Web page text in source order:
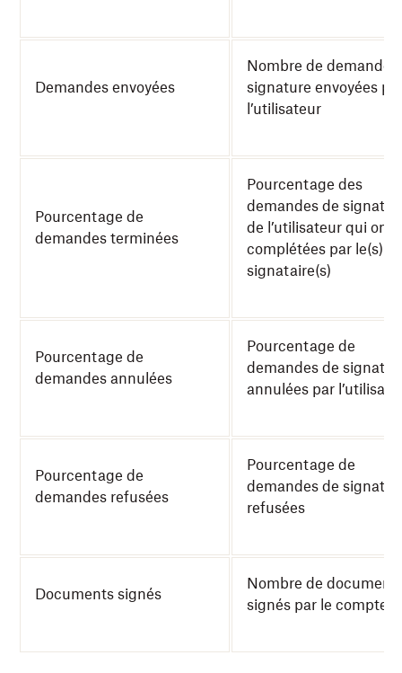
Demandes envoyées
Nombre de demandes
signature envoyées
l’utilisateur
Pourcentage de
demandes terminées
Pourcentage des
demandes de
de l’utilisateur qui ont
complétées par le(s)
signataire(s)
Pourcentage de
demandes annulées
Pourcentage de
demandes de
annulées par
Pourcentage de
demandes refusées
Pourcentage de
demandes de
refusées
Documents signés
Nombre de
signés par le compte